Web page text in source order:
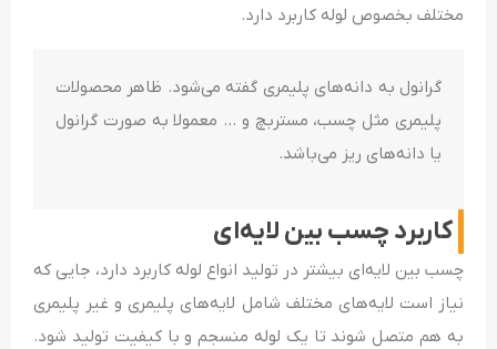
مختلف بخصوص لوله کاربرد دارد.
گرانول به دانه‌های پلیمری گفته می‌شود. ظاهر محصولات
پلیمری مثل چسب، مستربچ و … معمولا به صورت گرانول
یا دانه‌های ریز می‌باشد.
کاربرد چسب بین لایه‌ای
چسب بین لایه‌ای بیشتر در تولید انواع لوله کاربرد دارد، جایی که
نیاز است لایه‌های مختلف شامل لایه‌های پلیمری و غیر پلیمری
به هم متصل شوند تا یک لوله منسجم و با کیفیت تولید شود.